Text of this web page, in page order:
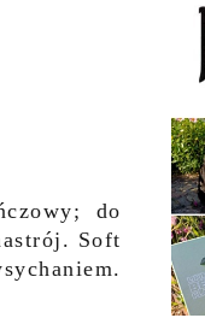
do
Soft